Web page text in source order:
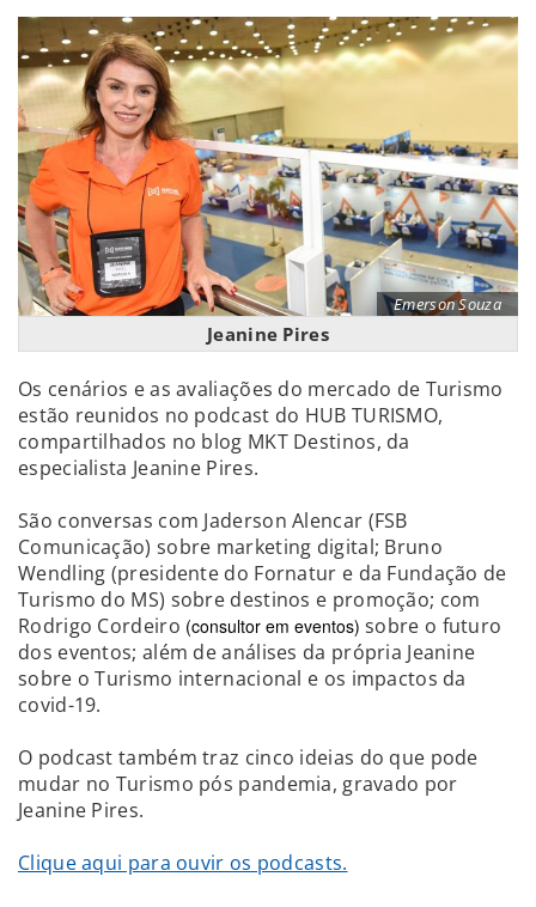
Emerson Souza
Jeanine Pires
Os cenários e as avaliações do mercado de Turismo
estão reunidos no podcast do HUB TURISMO,
compartilhados no blog MKT Destinos, da
especialista Jeanine Pires.
São conversas com Jaderson Alencar (FSB
Comunicação) sobre marketing digital; Bruno
Wendling (presidente do Fornatur e da Fundação de
Turismo do MS) sobre destinos e promoção; com
Rodrigo Cordeiro (consultor em eventos) sobre o futuro
dos eventos; além de análises da própria Jeanine
sobre o Turismo internacional e os impactos da
covid-19.
O podcast também traz cinco ideias do que pode
mudar no Turismo pós pandemia, gravado por
Jeanine Pires.
Clique aqui para ouvir os podcasts.